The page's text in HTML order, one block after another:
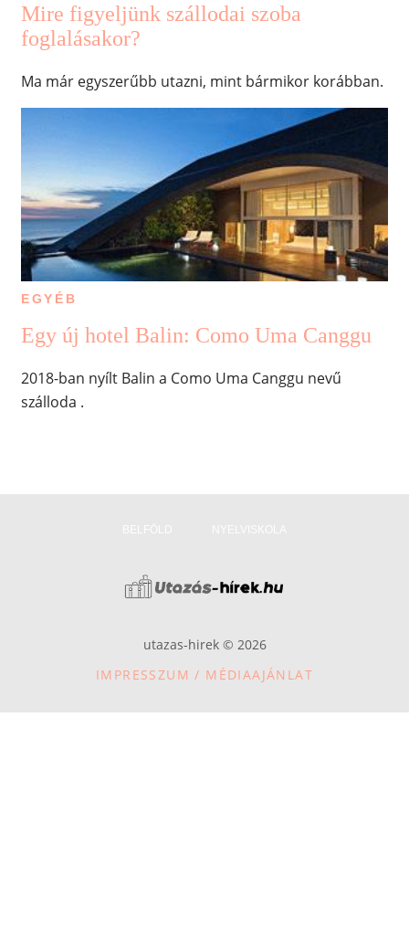
Mire figyeljünk szállodai szoba
foglalásakor?
Ma már egyszerűbb utazni, mint bármikor korábban.
EGYÉB
Egy új hotel Balin: Como Uma Canggu
2018-ban nyílt Balin a Como Uma Canggu nevű
szálloda .
utazas-hirek © 2026
IMPRESSZUM / MÉDIAAJÁNLAT